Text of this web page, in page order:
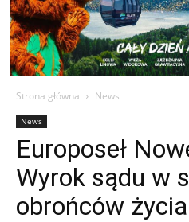
Strona główna News
News
Europoseł
Wyrok sądu w
obrońców